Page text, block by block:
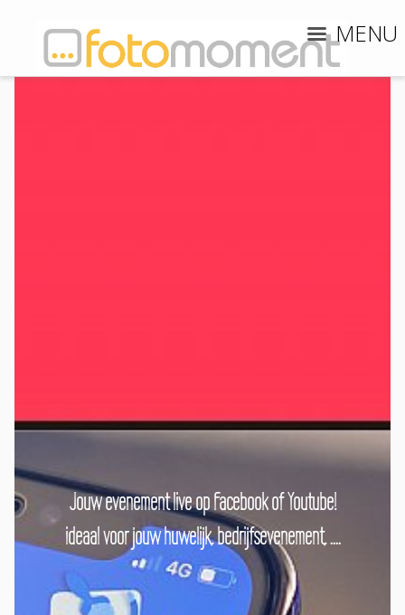
MENU
Jouw evenement live op Facebook of Youtube!
ideaal voor jouw huwelijk, bedrijfsevenement, ....